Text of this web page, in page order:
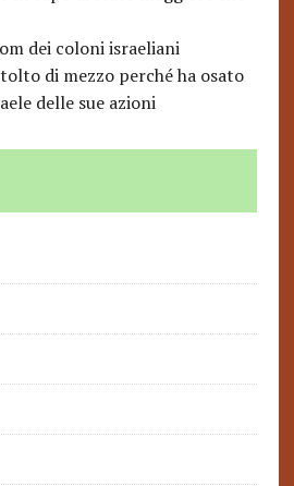
dei coloni israeliani
di mezzo perché ha osato
delle sue azioni